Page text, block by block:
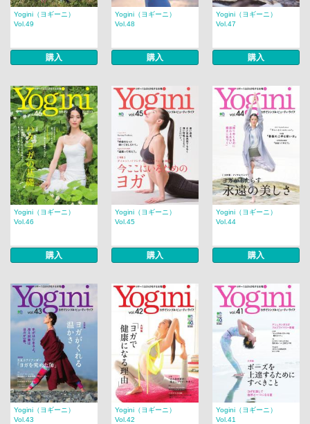
Yogini（ヨギーニ）
Vol.49
購入
Yogini（ヨギーニ）
Vol.48
購入
Yogini（ヨギーニ）
Vol.47
購入
Yogini（ヨギーニ）
Vol.46
購入
Yogini（ヨギーニ）
Vol.45
購入
Yogini（ヨギーニ）
Vol.44
購入
Yogini（ヨギーニ）
Vol.43
Yogini（ヨギーニ）
Vol.42
Yogini（ヨギーニ）
Vol.41